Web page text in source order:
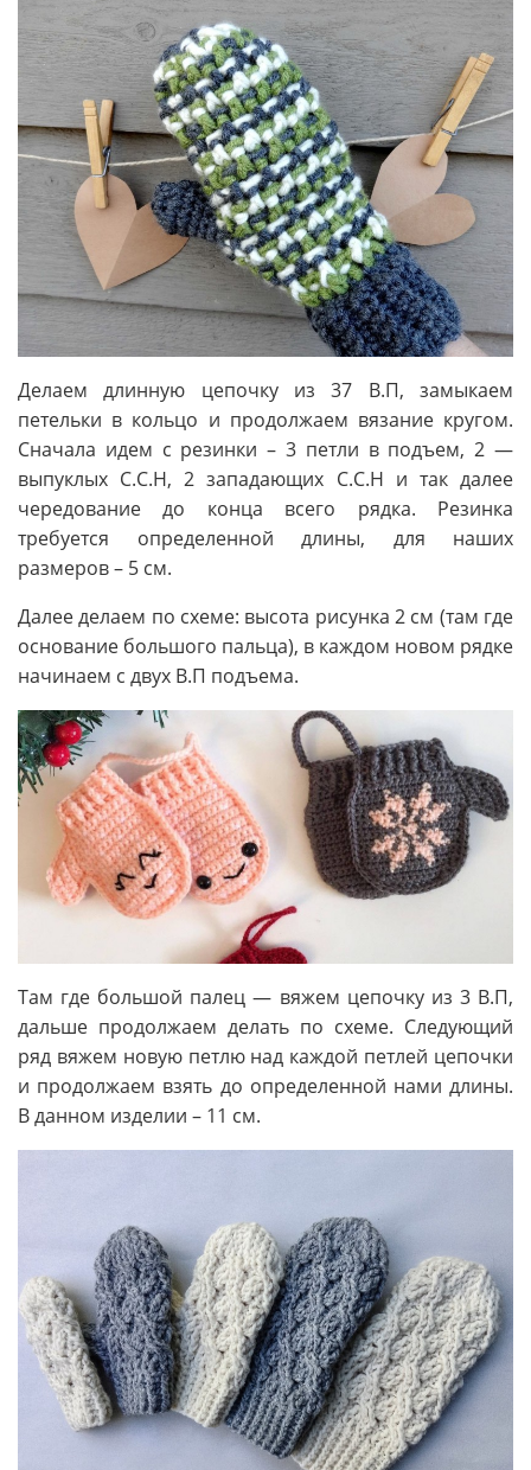
Делаем длинную цепочку из 37 В.П, замыкаем
петельки в кольцо и продолжаем вязание кругом.
Сначала идем с резинки – 3 петли в подъем, 2 —
выпуклых С.С.Н, 2 западающих С.С.Н и так далее
чередование до конца всего рядка. Резинка
требуется определенной длины, для наших
размеров – 5 см.
Далее делаем по схеме: высота рисунка 2 см (там где
основание большого пальца), в каждом новом рядке
начинаем с двух В.П подъема.
Там где большой палец — вяжем цепочку из 3 В.П,
дальше продолжаем делать по схеме. Следующий
ряд вяжем новую петлю над каждой петлей цепочки
и продолжаем взять до определенной нами длины.
В данном изделии – 11 см.